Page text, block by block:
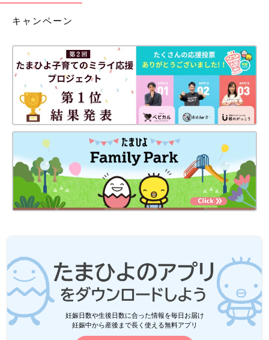
キャンペーン
妊娠日数や生後日数に合った情報を毎日お届け
妊娠中から産後まで長く使える無料アプリ